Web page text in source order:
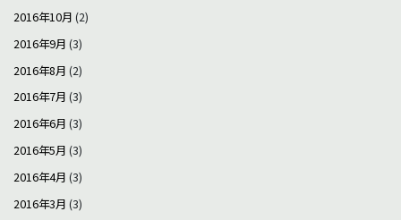
2016年10月 (2)
2016年9月 (3)
2016年8月 (2)
2016年7月 (3)
2016年6月 (3)
2016年5月 (3)
2016年4月 (3)
2016年3月 (3)